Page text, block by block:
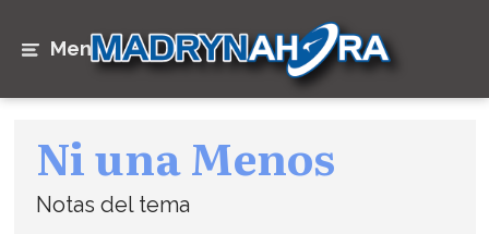
Menú
Ni una Menos
Notas del tema